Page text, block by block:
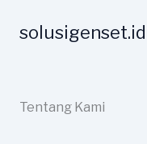
solusigenset.id
Tentang Kami